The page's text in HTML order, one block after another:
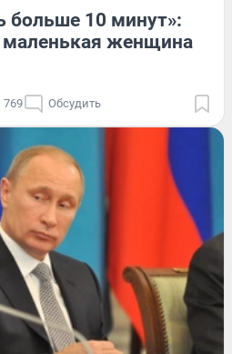
больше 10 минут»:
женщина
769 Обсудить